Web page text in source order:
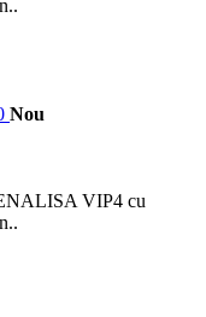
Nou
VIP4 cu